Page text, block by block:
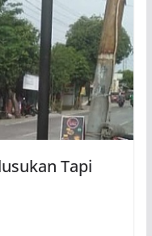
Tapi